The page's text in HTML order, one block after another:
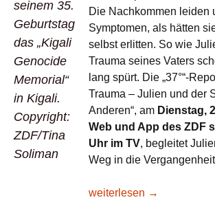
seinem 35.
Geburtstag
das „Kigali
Genocide
Memorial“
in Kigali.
Copyright:
ZDF/Tina
Soliman
Die Nachkommen leiden
Symptomen, als hätten
selbst erlitten. So wie
Trauma seines Vaters
lang spürt. Die „37°“-
Trauma – Julien und der
Anderen“, am Dienstag,
Web und App des ZDF
Uhr im TV, begleitet
Weg in die
ZDF-Reportage:
weiterlesen →